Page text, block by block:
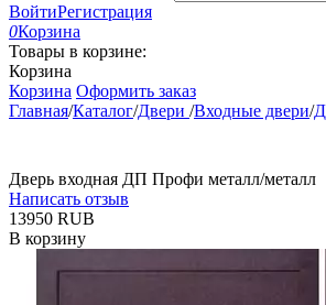
ВойтиРегистрация
0Корзина
Товары в корзине:
Корзина
Корзина Оформить заказ
Главная/Каталог/Двери /Входные двери/
Дверь входная ДП Профи металл/металл
Написать отзыв
‍13950‍ RUB
В корзину